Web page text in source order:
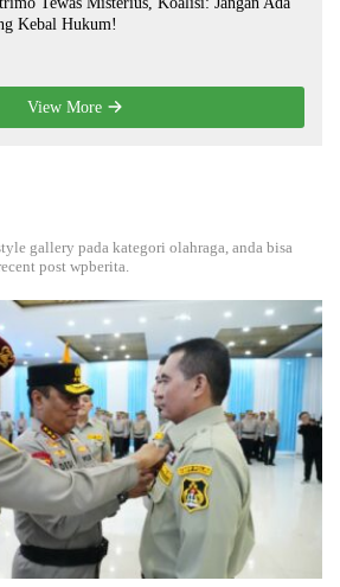
Kebal Hukum!
View More
gallery pada kategori olahraga, anda bisa
post wpberita.